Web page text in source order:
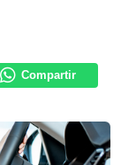
Compartir